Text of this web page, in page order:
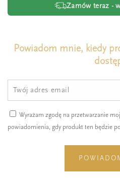
Zamów teraz -
Powiadom mnie, kiedy
Wyrażam zgodę na przetwarzanie
powiadomienia, gdy produkt ten będzie